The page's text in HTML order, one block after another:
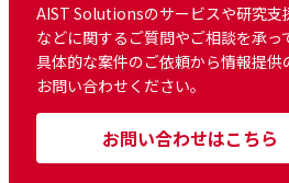
AIST Solutionsのサービスや研究支
などに関するご質問やご相談を承っ
具体的な案件のご依頼から情報提供
お問い合わせください。
お問い合わせはこちら